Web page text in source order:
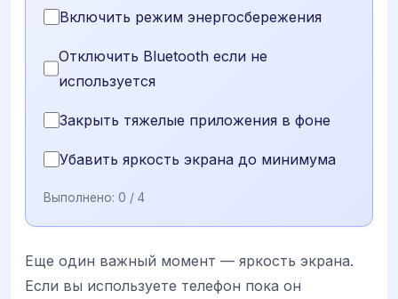
Включить режим энергосбережения
Отключить Bluetooth если не
используется
Закрыть тяжелые приложения в фоне
Убавить яркость экрана до минимума
Выполнено: 0 / 4
Еще один важный момент — яркость экрана.
Если вы используете телефон пока он